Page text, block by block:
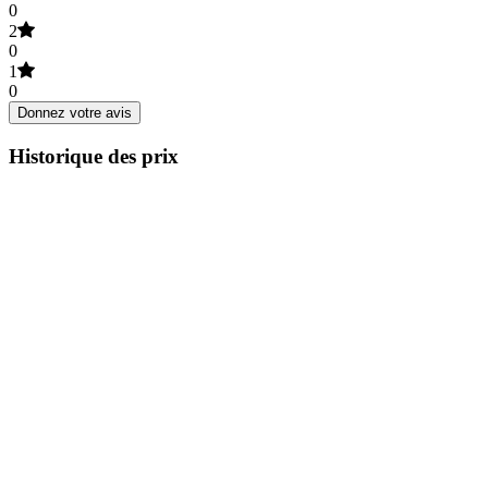
0
2
0
1
0
Donnez votre avis
Historique des prix